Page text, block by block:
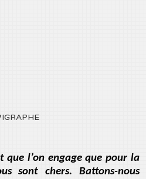
que l’on engage que pour la
sont chers. Battons-nous